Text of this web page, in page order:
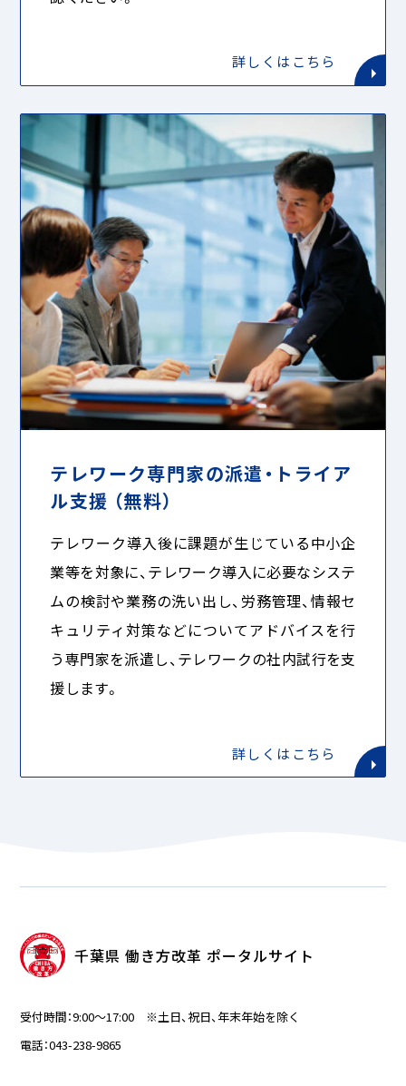
詳しくはこちら
テレワーク専門家の派遣・トライア
ル支援 （無料）
テレワーク導入後に課題が生じている中小企
業等を対象に、テレワーク導入に必要なシステ
ムの検討や業務の洗い出し、労務管理、情報セ
キュリティ対策などについてアドバイスを行
う専門家を派遣し、テレワークの社内試行を支
援します。
詳しくはこちら
千葉県 働き方改革 ポータルサイト
受付時間：9:00～17:00 ※土日、祝日、年末年始を除く
電話：043-238-9865